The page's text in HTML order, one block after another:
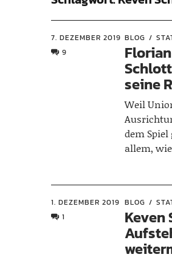
7. DEZEMBER 2019
9
BLOG
seine
Weil
dem
allem,
1. DEZEMBER 2019
1
BLOG
Keven